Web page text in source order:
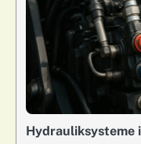
Hydrauliksysteme